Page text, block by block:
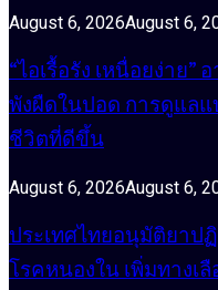
August 6, 2026August 6,
“ไอเรื้อรัง เหนื่อยง่าย
พังผืดในปอด การดูแล
ชีวิตที่ดีขึ้น
August 6, 2026August 6,
ประเทศไทยอนุมัติยา
โรคหนองใน เพิ่มทาง